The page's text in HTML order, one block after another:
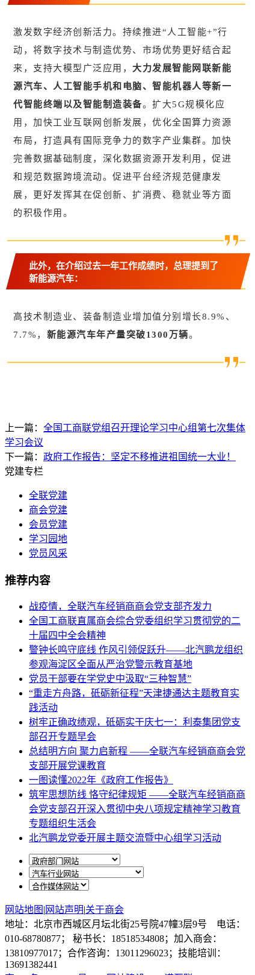
激发数字经济创新活力。持续推进“人工智能+”行
动，将数字技术与制造优势、市场优势更好结合起
来，支持大模型广泛应用， 大力发展智能网联新能
源汽车、人工智能手机和电脑、智能机器人等新一
代智能终端以及智能制造装备。扩大5G规模化应
用，加快工业互联网创新发展，优化全国算力资源
布局，打造具有国际竞争力的数字产业集群。加快
完善数据基础制度，深化数据资源开发利用，促进
和规范数据跨境流动。促进平台经济规范健康发
展，更好发挥其在促创新、扩消费、稳就业等方面
的积极作用。
此外，在介绍过去一年工作成绩时，总理提到了
新能源汽车：
高技术制造业、装备制造业增加值分别增长8.9%、
7.7%， 新能源汽车年产量突破1300万辆。
上一篇： 全国工商联党组召开理论学习中心组第七次集体
学习会议
下一篇： 政府工作报告：坚定不移推进祖国统一大业！
党建专栏
全联党建
商会党建
会员党建
学习园地
党员风采
推荐内容
战疫情，全联汽车经销商商会党支部齐发力
全国工商联直属商会综合党委组织学习贯彻党的二
十届四中全会精神
警钟长鸣守底线 作风引领促跃升——北汽鹏龙组织
参观海淀区全面从严治党警示教育基地
党员干部要在学党史中汲取“三种智慧”
“重走方舟路，砥砺新征程”天津捷通达主题教育实
践活动
树牢正确政绩观，砥砺实干庆七一：利泰集团党支
部召开专题早会
总结明方向 聚力启新程 ——全联汽车经销商商会党
支部开展党课教育
一图读懂2022年《政府工作报告》
筑牢思想防线 恪守纪律规矩 ——全联汽车经销商商
会党支部召开深入贯彻中央八项规定精神学习教育
专题组织生活会
北汽鹏龙党委开展主题交流暨中心组学习活动
网站地图 | 网站声明|关于商会
地址：北京市西城区月坛北街25号院47幢3层9号 电话：
010-68780877； 秘书长：18518534808；加入商会：
13810977017；合作咨询：13011296023；技能培训：
13691382441